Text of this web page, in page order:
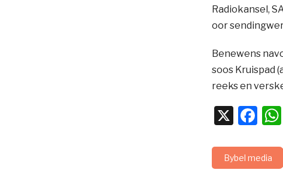
Radiokansel,
oor
Benewens
soos Kruispad
reeks en
X
Bybel media